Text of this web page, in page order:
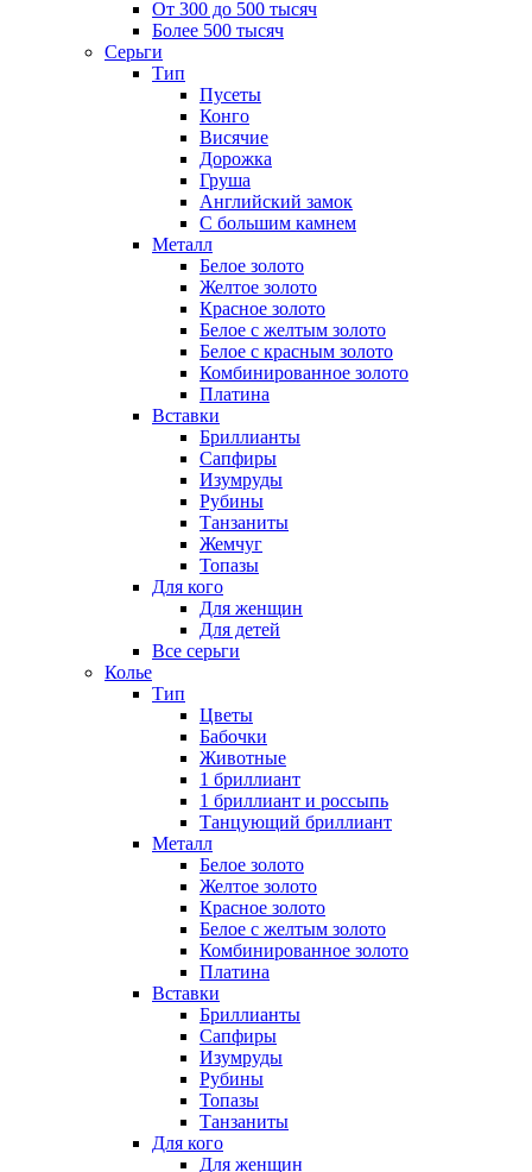
От 300 до 500 тысяч
Более 500 тысяч
Серьги
Тип
Пусеты
Конго
Висячие
Дорожка
Груша
Английский замок
С большим камнем
Металл
Белое золото
Желтое золото
Красное золото
Белое с желтым золото
Белое с красным золото
Комбинированное золото
Платина
Вставки
Бриллианты
Сапфиры
Изумруды
Рубины
Танзаниты
Жемчуг
Топазы
Для кого
Для женщин
Для детей
Все серьги
Колье
Тип
Цветы
Бабочки
Животные
1 бриллиант
1 бриллиант и россыпь
Танцующий бриллиант
Металл
Белое золото
Желтое золото
Красное золото
Белое с желтым золото
Комбинированное золото
Платина
Вставки
Бриллианты
Сапфиры
Изумруды
Рубины
Топазы
Танзаниты
Для кого
Для женщин